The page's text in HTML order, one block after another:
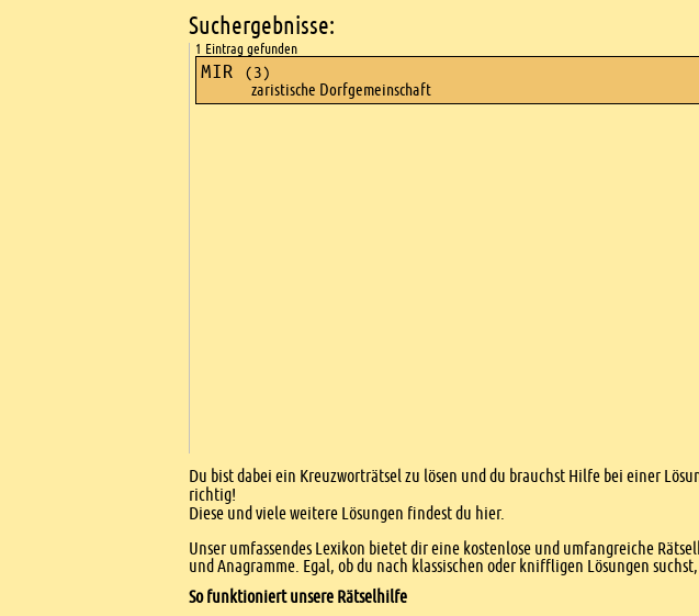
Suchergebnisse:
1 Eintrag gefunden
MIR (3)
zaristische Dorfgemeinschaft
Einleitung
Du bist dabei ein Kreuzworträtsel zu lösen und du brauchst Hilfe bei einer
richtig!
Diese und viele weitere Lösungen findest du hier.
Unser umfassendes Lexikon bietet dir eine kostenlose und umfangreiche
und Anagramme. Egal, ob du nach klassischen oder kniffligen Lösungen
So funktioniert unsere Rätselhilfe